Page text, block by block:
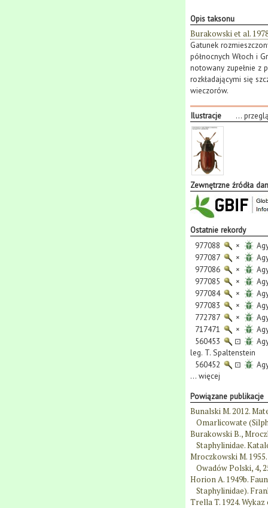
Opis taksonu
Burakowski et al.
Gatunek
północnych Włoch i
notowany zupełnie z
rozkładającymi się
wieczorów.
Ilustracje ...
Zewnętrzne źródła
Ostatnie rekordy
977088
×
977087
×
977086
×
977085
×
977084
×
977083
×
772787
×
717471
×
560453
⊡
leg. T. Spaltenstein
560452
⊡
... więcej
Powiązane publikacje
Bunalski M. 2012.
Omarlicowate
Burakowski B.,
Staphylinidae.
Mroczkowski M.
Owadów Polski, 4,
Horion A. 1949b.
Staphylinidae).
Trella T. 1924.